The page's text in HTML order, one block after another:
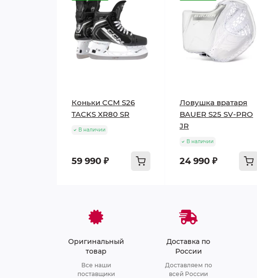
Коньки CCM S26
TACKS XR80 SR
В наличии
59 990 ₽
Ловушка вратаря
BAUER S25 SV-PRO
JR
В наличии
24 990 ₽
Оригинальный
товар
Все наши
поставщики
Доставка по
России
Доставляем по
всей России